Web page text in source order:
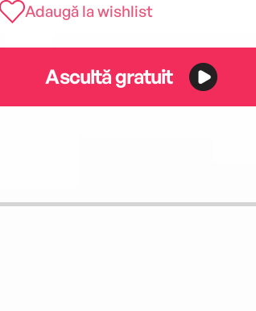
Adaugă la wishlist
Ascultă gratuit